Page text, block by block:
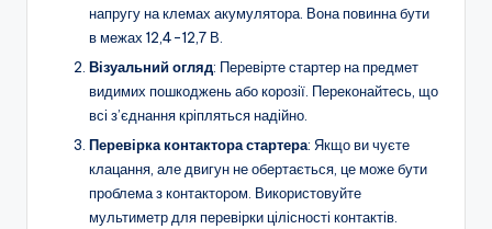
напругу на клемах акумулятора. Вона повинна бути
в межах 12,4-12,7 В.
Візуальний огляд: Перевірте стартер на предмет
видимих пошкоджень або корозії. Переконайтесь, що
всі з’єднання кріпляться надійно.
Перевірка контактора стартера: Якщо ви чуєте
клацання, але двигун не обертається, це може бути
проблема з контактором. Використовуйте
мультиметр для перевірки цілісності контактів.